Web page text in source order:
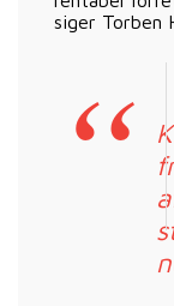
siger Torben